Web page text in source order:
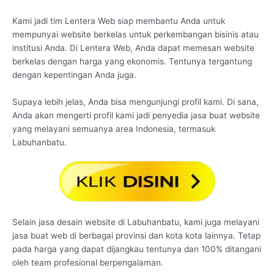
Kami jadi tim Lentera Web siap membantu Anda untuk
mempunyai website berkelas untuk perkembangan bisinis atau
institusi Anda. Di Lentera Web, Anda dapat memesan website
berkelas dengan harga yang ekonomis. Tentunya tergantung
dengan kepentingan Anda juga.
Supaya lebih jelas, Anda bisa mengunjungi profil kami. Di sana,
Anda akan mengerti profil kami jadi penyedia jasa buat website
yang melayani semuanya area Indonesia, termasuk
Labuhanbatu.
Selain jasa desain website di Labuhanbatu, kami juga melayani
jasa buat web di berbagai provinsi dan kota kota lainnya. Tetap
pada harga yang dapat dijangkau tentunya dan 100% ditangani
oleh team profesional berpengalaman.